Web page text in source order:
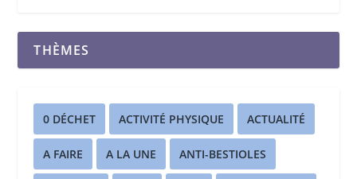
THÈMES
0 DÉCHET ACTIVITÉ PHYSIQUE ACTUALITÉ
A FAIRE A LA UNE ANTI-BESTIOLES